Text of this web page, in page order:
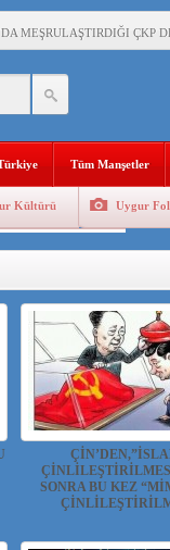
MEŞRULAŞTIRDIĞI ÇKP
ÇİN İLE İŞBİRLİĞİ
UYGUR SOYKIRIMI BİR
POSTMODERN BİR
ŞEHİTLERİNİ
Tüm Manşetler
Kültürü Uygur
Sporlar
SONRA BU KEZ